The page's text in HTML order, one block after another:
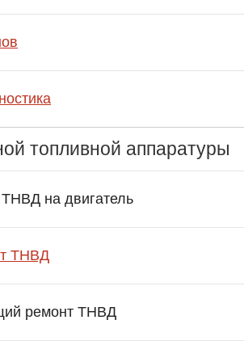
топливной аппаратуры
на двигатель
ТНВД
ремонт ТНВД